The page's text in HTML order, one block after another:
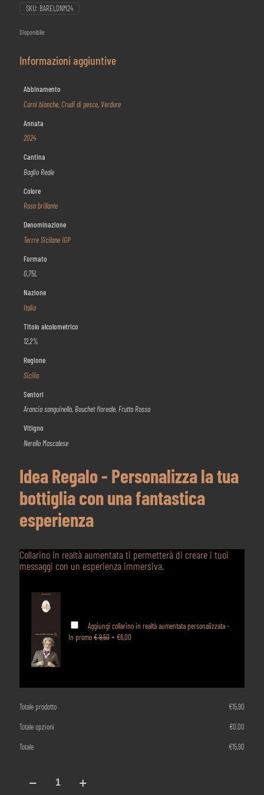
SKU: BARELONM24
Disponibile
Informazioni aggiuntive
Abbinamento
Carni bianche,Crudi di pesce, Verdure
Annata
2024
Cantina
Baglio Reale
Colore
Rosa brillante
Denominazione
Terrre Sicilane IGP
Formato
0,75L
Nazione
Italia
Titolo alcolometrico
12,2%
Regione
Sicilia
Sentori
Arancia sanguinella, Bouchet floreale, Frutta Rossa
Vitigno
Nerello Mascalese
Idea Regalo - Personalizza la tua
bottiglia con una fantastica
esperienza
Collarino in realtà aumentata ti permetterà di creare i tuoi
messaggi con un esperienza immersiva.
Aggiungi collarino in realtà aumentata personalizzata -
In promo€ 9,50+€6,00
Totale prodotto €15,90
Totale opzioni €0,00
Totale €15,90
Nerello